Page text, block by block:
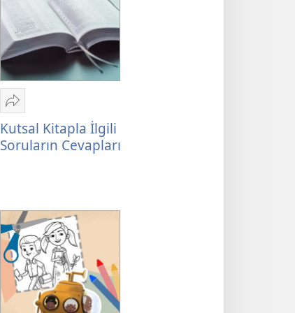
Paylaş
Kutsal
Kitapla
Kutsal Kitapla İlgili
Soruların Cevapları